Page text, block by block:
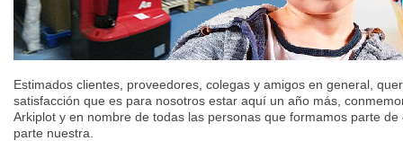
Estimados clientes, proveedores, colegas y amigos en general,
satisfacción que es para nosotros estar aquí un año más,
Arkiplot y en nombre de todas las personas que formamos parte
parte nuestra.